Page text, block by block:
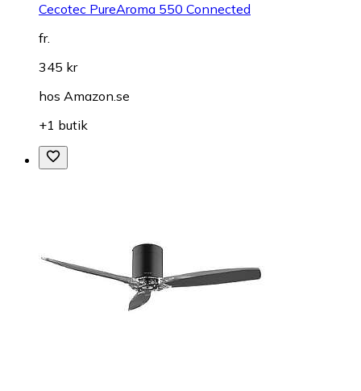
Cecotec PureAroma 550 Connected
fr.
345 kr
hos Amazon.se
+1 butik